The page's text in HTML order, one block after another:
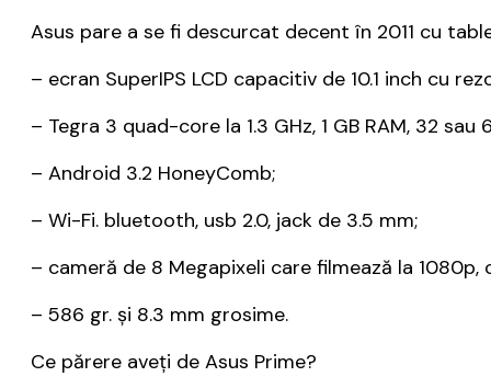
Asus pare a se fi descurcat decent în 2011 cu
– ecran SuperIPS LCD capacitiv de 10.1 inch cu
– Tegra 3 quad-core la 1.3 GHz, 1 GB RAM, 32
– Android 3.2 HoneyComb;
– Wi-Fi. bluetooth, usb 2.0, jack de 3.5 mm;
– cameră de 8 Megapixeli care filmează la
– 586 gr. și 8.3 mm grosime.
Ce părere aveți de Asus Prime?